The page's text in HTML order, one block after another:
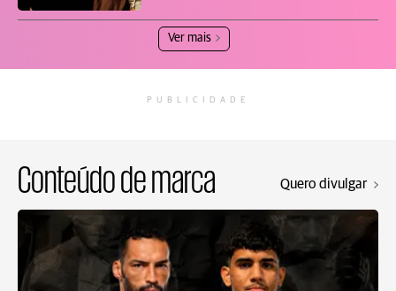
Ver mais
PUBLICIDADE
Conteúdo de marca Quero divulgar